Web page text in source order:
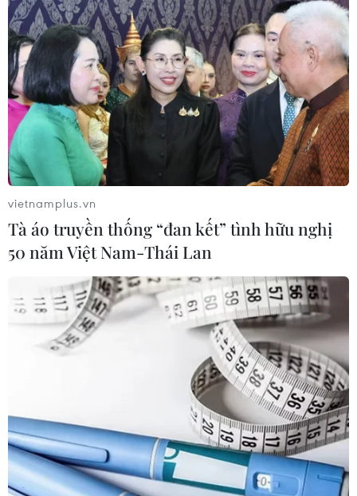
TIN LIÊN QUAN
Bahrain nỗ lực khôi phục quan hệ ngoại
giao với nước láng giềng Iran
Trong cuộc gặp với Chủ tịch Trung Quốc Tập Cận Bình
ngày 1/6, Nhà vua Bahrain cho biết nước này đang tìm
cách nối lại quan hệ ngoại giao với Iran với tư cách là
một nước láng giềng.
vietnamplus.vn
Tà áo truyền thống “đan kết” tình hữu nghị
50 năm Việt Nam-Thái Lan